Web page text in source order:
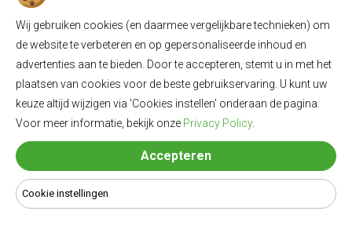
4790 mm
Breedte
1960 mm
Hoogte
1499 mm
Wij gebruiken cookies (en daarmee vergelijkbare technieken) om
de website te verbeteren en op gepersonaliseerde inhoud en
advertenties aan te bieden. Door te accepteren, stemt u in met het
plaatsen van cookies voor de beste gebruikservaring. U kunt uw
keuze altijd wijzigen via 'Cookies instellen' onderaan de pagina.
Voor meer informatie, bekijk onze Privacy Policy.
Accepteren
Cookie instellingen